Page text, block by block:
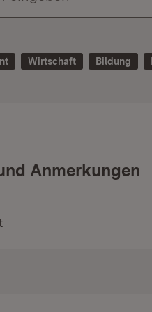
Wirtschaft Bildung
Anmerkungen